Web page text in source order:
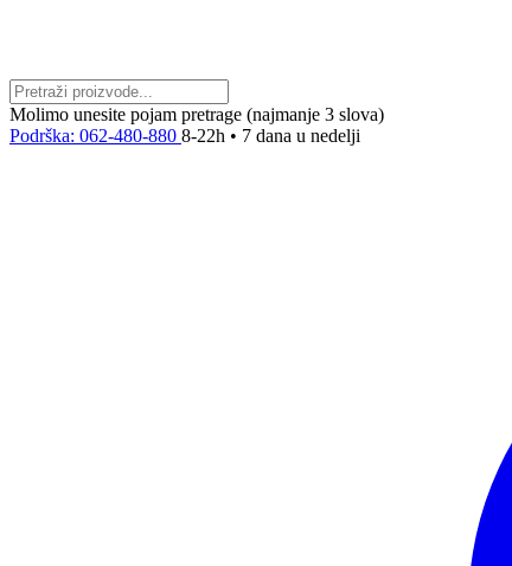
Molimo unesite pojam pretrage (najmanje 3 slova)
Podrška: 062-480-880 8-22h • 7 dana u nedelji